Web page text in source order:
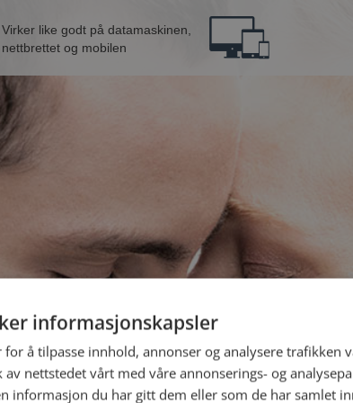
Virker like godt på datamaskinen,
nettbrettet og mobilen
Øygarden Bli
Jeg er en:
informasjonskapsler
å tilpasse innhold, annonser og analysere trafikken
nettstedet vårt med våre annonserings- og
informasjon du har gitt dem eller som de har samlet